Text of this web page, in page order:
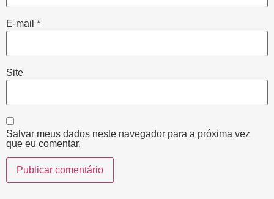
E-mail *
Site
Salvar meus dados neste navegador para a próxima vez
que eu comentar.